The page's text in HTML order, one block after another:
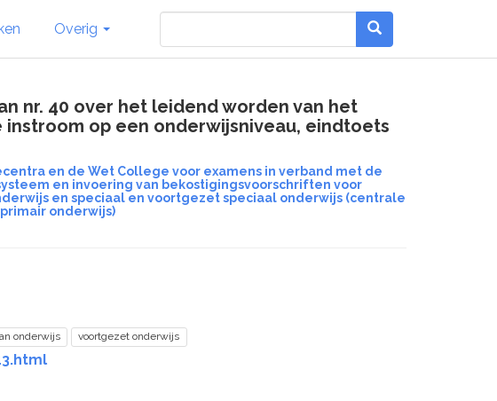
Overig
nr. 40 over het leidend worden van het
op een onderwijsniveau, eindtoets
en de Wet College voor examens in verband met de
en invoering van bekostigingsvoorschriften voor
en speciaal en voortgezet speciaal onderwijs (centrale
onderwijs)
onderwijs voortgezet onderwijs